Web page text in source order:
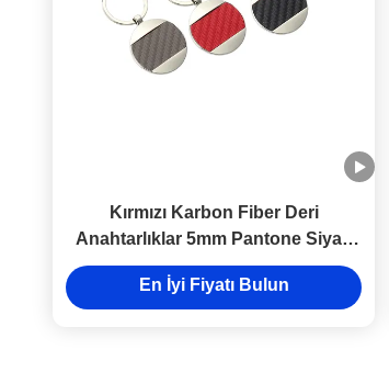
Kırmızı Karbon Fiber Deri
Anahtarlıklar 5mm Pantone Siyah
Deri Anahtarlık
En İyi Fiyatı Bulun